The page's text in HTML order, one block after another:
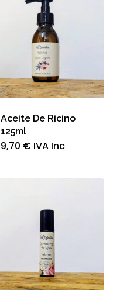
Aceite De Ricino
125ml
9,70 € IVA Inc